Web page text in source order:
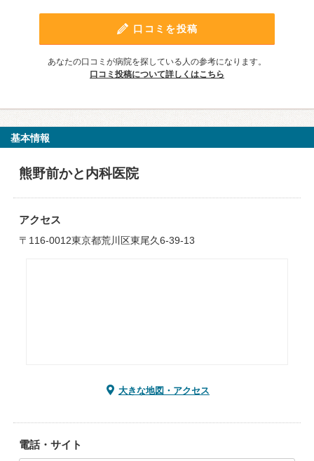
口コミを投稿
あなたの口コミが病院を探している人の参考になります。
口コミ投稿について詳しくはこちら
基本情報
熊野前かと内科医院
アクセス
〒116-0012東京都荒川区東尾久6-39-13
大きな地図・アクセス
電話・サイト